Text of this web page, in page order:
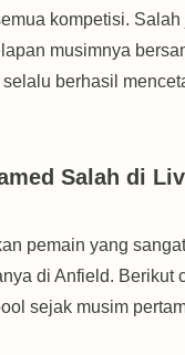
kompetisi.
musimnya
berhasil
Salah di
pemain yang
di Anfield. Berikut
sejak musim